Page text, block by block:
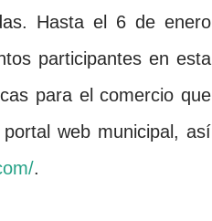
Hasta el 6 de enero
participantes en esta
para el comercio que
web municipal, así
.